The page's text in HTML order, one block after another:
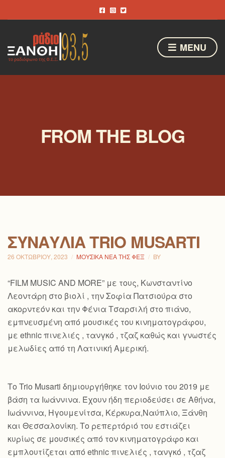
MENU
FROM THE BLOG
ΣΥΝΑΥΛΊΑ TRIO MUSARTI
26 ΟΚΤΩΒΡΊΟΥ, 2023 ΜΟΥΣΙΚΆ ΝΈΑ ΤΗΣ ΦΕΞ BY
“FILM MUSIC AND MORE” με τους, Κωνσταντίνο
Λεοντάρη στο βιολί , την Σοφία Πατσιούρα στο
ακορντεόν και την Φένια Τσαρσιλή στο πιάνο,
εμπνευσμένη από μουσικές του κινηματογράφου,
με ethnic πινελιές , τανγκό , τζαζ καθώς και γνωστές
μελωδίες από τη Λατινική Αμερική.
Το Trio Musarti δημιουργήθηκε τον Ιούνιο του 2019 με
βάση τα Ιωάννινα. Έχουν ήδη περιοδεύσει σε Αθήνα,
Ιωάννινα, Ηγουμενίτσα, Κέρκυρα,Ναύπλιο, Ξάνθη
και Θεσσαλονίκη. Το ρεπερτόριό του εστιάζει
κυρίως σε μουσικές από τον κινηματογράφο και
εμπλουτίζεται από ethnic πινελιές , τανγκό , τζαζ